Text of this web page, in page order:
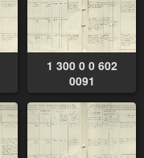
1 300 0 0 602
0091